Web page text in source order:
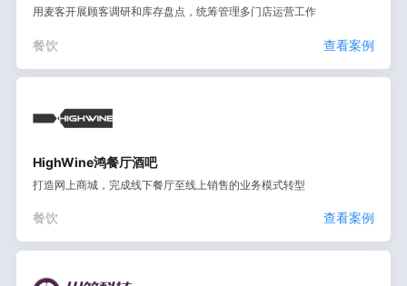
用麦客开展顾客调研和库存盘点，统筹管理多门店运营工作
餐饮 查看案例
HighWine鸿餐厅酒吧
打造网上商城，完成线下餐厅至线上销售的业务模式转型
餐饮 查看案例